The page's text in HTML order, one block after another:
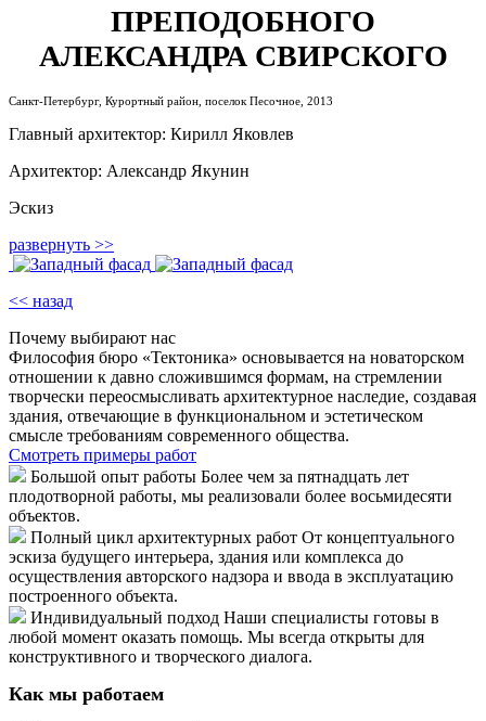
ПРЕПОДОБНОГО
АЛЕКСАНДРА СВИРСКОГО
Санкт-Петербург, Курортный район, поселок Песочное, 2013
Главный архитектор: Кирилл Яковлев
Архитектор: Александр Якунин
Эскиз
развернуть >>
<< назад
Почему выбирают нас
Философия бюро «Тектоника» основывается на новаторском
отношении к давно сложившимся формам, на стремлении
творчески переосмысливать архитектурное наследие, создавая
здания, отвечающие в функциональном и эстетическом
смысле требованиям современного общества.
Смотреть примеры работ
Большой опыт работы Более чем за пятнадцать лет
плодотворной работы, мы реализовали более восьмидесяти
объектов.
Полный цикл архитектурных работ От концептуального
эскиза будущего интерьера, здания или комплекса до
осуществления авторского надзора и ввода в эксплуатацию
построенного объекта.
Индивидуальный подход Наши специалисты готовы в
любой момент оказать помощь. Мы всегда открыты для
конструктивного и творческого диалога.
Как мы работаем